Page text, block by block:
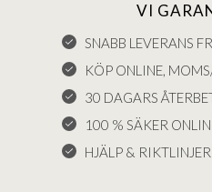
VI
SNABB LEVERANS
KÖP ONLINE,
30 DAGARS
100 % SÄKER
HJÄLP &